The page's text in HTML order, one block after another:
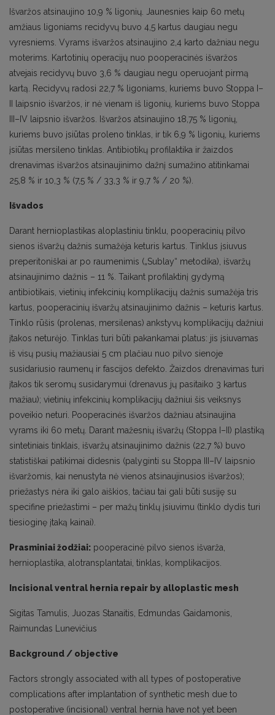
Išvaržos atsinaujino 10,9 % ligonių. Jaunesnies kaip 60 metų
amžiaus ligoniams recidyvų buvo 4,5 kartus daugiau negu
vyresniems. Vyrams išvaržos atsinaujino 2,4 karto dažniau negu
moterims. Kartotinių operacijų nuo pooperacinės išvaržos
atvejais recidyvų buvo 3,6 % daugiau negu operuojant pirmą
kartą. Recidyvų radosi 22,7 % ligoniams, kuriems buvo Stoppa I–
II laipsnio išvaržos, ir nė vienam iš ligonių, kuriems buvo Stoppa
III–IV laipsnio išvaržos. Išvaržos atsinaujino 18,75 % ligonių,
kuriems buvo įsiūtas proleno tinklas, ir tik 6,9 % ligonių, kuriems
įsiūtas mersileno tinklas. Antibiotikų profilaktika ir žaizdos
drenavimas išvaržos atsinaujinimo dažnį sumažino atitinkamai
25,8 % ir 10,3 % (7,5 % / 33,3 % ir 9,7 % / 20 %).
Išvados
Darant hernioplastikas aloplastiniu tinklu, pooperacinių pilvo
sienos išvaržų dažnis sumažėja keturis kartus. Tinklus įsiuvus
preperitoniškai ar po raumenimis („Sublay“ metodika), išvaržų
atsinaujinimo dažnis – 11 %. Taikant profilaktinį gydymą
antibiotikais, vietinių infekcinių komplikacijų dažnis sumažėja tris
kartus, pooperacinių išvaržų atsinaujinimo dažnis – keturis kartus.
Tinklo rūšis (prolenas, mersilenas) ankstyvų komplikacijų dažniui
įtakos neturėjo. Tinklas turi būti pakankamai platus: jis įsiuvamas
iš visų pusių mažiausiai 5 cm plačiau nuo pilvo sienoje
susidariusio raumenų ir fascijos defekto. Žaizdos drenavimas turi
įtakos tik seromų susidarymui (drenavus jų pasitaiko 3 kartus
mažiau); vietinių infekcinių komplikacijų dažniui šis veiksnys
poveikio neturi. Pooperacinės išvaržos dažniau atsinaujina
vyrams iki 60 metų. Darant mažesnių išvaržų (Stoppa I–II) plastiką
sintetiniais tinklais, išvaržų atsinaujinimo dažnis (22,7 %) buvo
statistiškai patikimai didesnis (palyginti su Stoppa III–IV laipsnio
išvaržomis, kai nenustyta nė vienos atsinaujinusios išvaržos);
priežastys nėra iki galo aiškios, tačiau tai gali būti susiję su
specifine priežastimi – per mažų tinklų įsiuvimu (tinklo dydis turi
tiesioginę įtaką kainai).
Prasminiai žodžiai: pooperacinė pilvo sienos išvarža,
hernioplastika, alotransplantatai, tinklas, komplikacijos.
Incisional ventral hernia repair by alloplastic mesh
Sigitas Tamulis, Juozas Stanaitis, Edmundas Gaidamonis,
Raimundas Lunevičius
Background / objective
Factors strongly associated with all types of postoperative
complications after implantation of synthetic mesh due to
postoperative (incisional) ventral hernia have not yet been